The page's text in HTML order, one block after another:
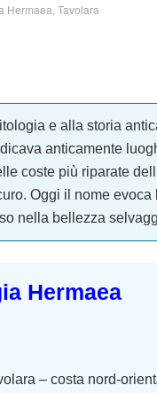
Hermaea, Tavolara
e alla storia
anticamente
coste più riparate
Oggi il nome
nella bellezza
Hermaea
– costa nord-